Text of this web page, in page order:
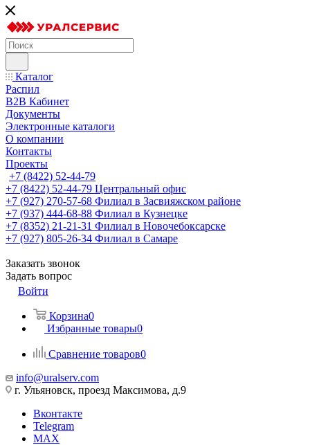
Каталог
Распил
B2B Кабинет
Документы
Электронные каталоги
О компании
Контакты
Проекты
+7 (8422) 52-44-79
+7 (8422) 52-44-79 Центральный офис
+7 (927) 270-57-68 Филиал в Засвияжском районе
+7 (937) 444-68-88 Филиал в Кузнецке
+7 (8352) 21-21-31 Филиал в Новочебоксарске
+7 (927) 805-26-34 Филиал в Самаре
Заказать звонок
Задать вопрос
Войти
Корзина0
Избранные товары0
Сравнение товаров0
info@uralserv.com
г. Ульяновск, проезд Максимова, д.9
Вконтакте
Telegram
MAX